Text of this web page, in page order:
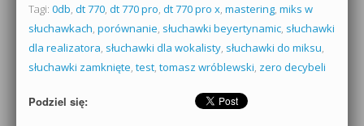
Tagi: 0db, dt 770, dt 770 pro, dt 770 pro x, mastering, miks w
słuchawkach, porównanie, słuchawki beyertynamic, słuchawki
dla realizatora, słuchawki dla wokalisty, słuchawki do miksu,
słuchawki zamknięte, test, tomasz wróblewski, zero decybeli
Podziel się: